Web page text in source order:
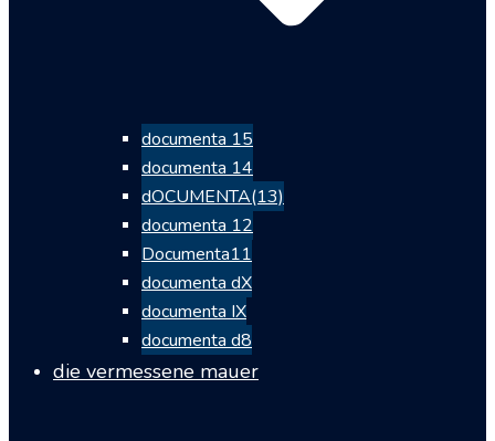
documenta 15
documenta 14
dOCUMENTA(13)
documenta 12
Documenta11
documenta dX
documenta IX
documenta d8
die vermessene mauer